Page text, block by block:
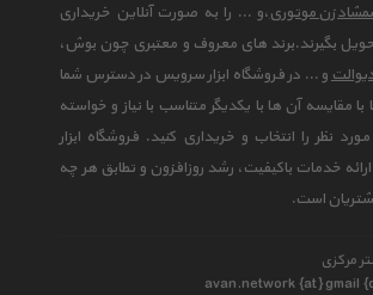
زن موتوری،و ... را به صورت آنلاین خریداری
بگیرند.برند های معروف و معتبری چون بوش،
و ... در فروشگاه ابزار سرویس در دسترس شما
با مقایسه آن ها با یکدیگر متناسب با نیاز و خواسته
نظر را انتخاب و خریداری کنید. فروشگاه ابزار
خدمات باکیفیت، رشد روزافزون و تطابق هر چه
است.
مرکزی
avan.network {at} gmail